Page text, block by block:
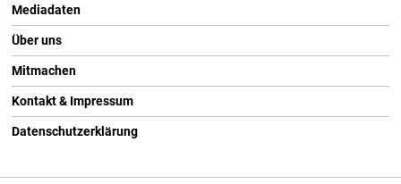
Mediadaten
Über uns
Mitmachen
Kontakt & Impressum
Datenschutzerklärung